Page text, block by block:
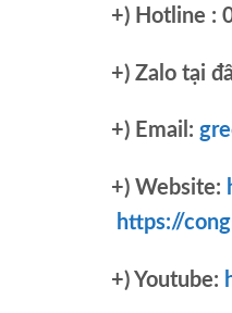
+) Hotline :
+) Zalo tại
+) Email:
+) Website:
https://
+) Youtube: